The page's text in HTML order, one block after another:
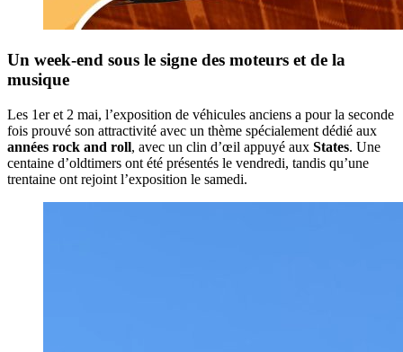
Un week-end sous le signe des moteurs et de la
musique
Les 1er et 2 mai, l’exposition de véhicules anciens a pour la seconde
fois prouvé son attractivité avec un thème spécialement dédié aux
années rock and roll, avec un clin d’œil appuyé aux States. Une
centaine d’oldtimers ont été présentés le vendredi, tandis qu’une
trentaine ont rejoint l’exposition le samedi.